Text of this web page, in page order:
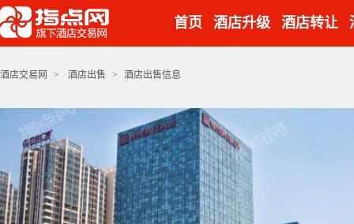
首页 酒店升级 酒店转让
酒店交易网 > 酒店出售 > 酒店出售信息